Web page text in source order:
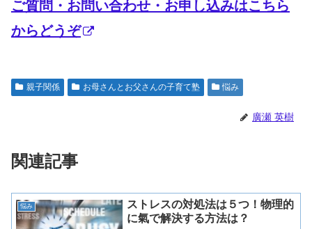
ご質問・お問い合わせ・お申し込みはこちら
からどうぞ
親子関係 お母さんとお父さんの子育て塾 悩み
廣瀬 英樹
関連記事
悩み
ストレスの対処法は５つ！物理的
に氣で解決する方法は？